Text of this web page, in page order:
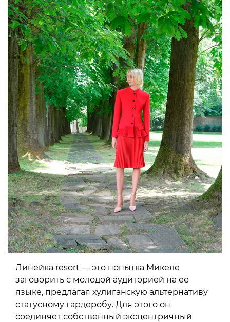
Линейка resort — это попытка Микеле
заговорить с молодой аудиторией на ее
языке, предлагая хулиганскую альтернативу
статусному гардеробу. Для этого он
соединяет собственный эксцентричный